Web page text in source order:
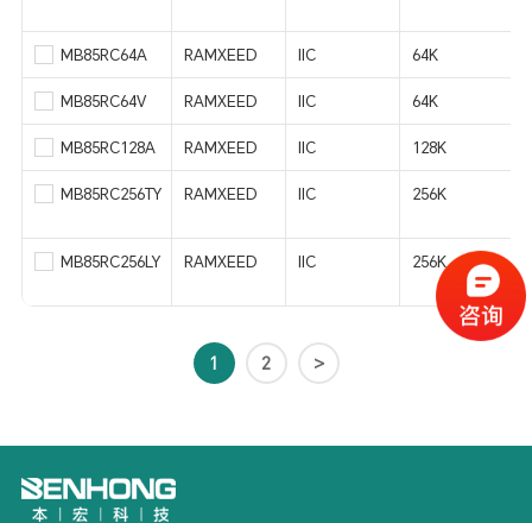
MB85RC64A RAMXEED IIC 64K
MB85RC64V RAMXEED IIC 64K
MB85RC128A RAMXEED IIC 128K
MB85RC256TY RAMXEED IIC 256K
MB85RC256LY RAMXEED IIC 256K
1 2 >